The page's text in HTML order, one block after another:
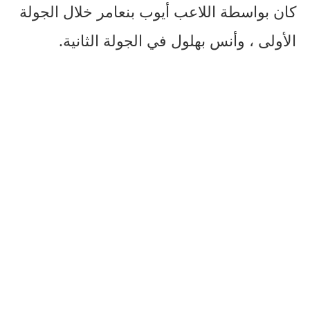
كان بواسطة اللاعب أيوب بنعامر خلال الجولة
الأولى ، وأنس بهلول في الجولة الثانية.